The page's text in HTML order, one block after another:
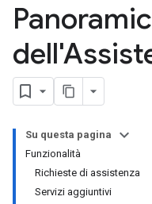
Su questa pagina
Funzionalità
Richieste di assistenza
Servizi aggiuntivi